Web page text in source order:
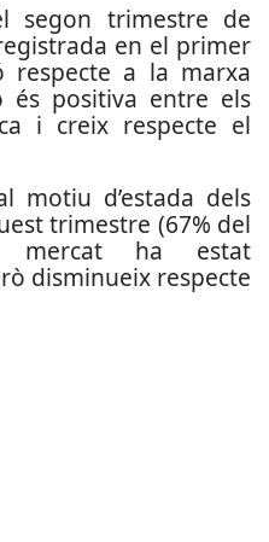
segon trimestre de
en el primer
respecte a la marxa
és positiva entre els
i creix respecte el
motiu d’estada dels
trimestre (67% del
mercat ha estat
disminueix respecte